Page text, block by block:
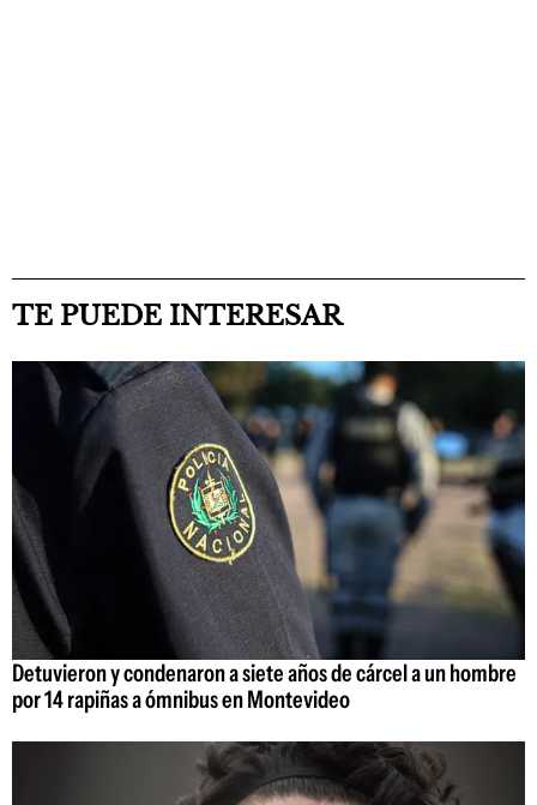
TE PUEDE INTERESAR
Detuvieron y condenaron a siete años de cárcel a un hombre
por 14 rapiñas a ómnibus en Montevideo